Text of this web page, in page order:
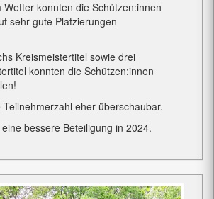
Wetter konnten die Schützen:innen
sehr gute Platzierungen
Kreismeistertitel sowie drei
konnten die Schützen:innen
eher überschaubar.
bessere Beteiligung in 2024.